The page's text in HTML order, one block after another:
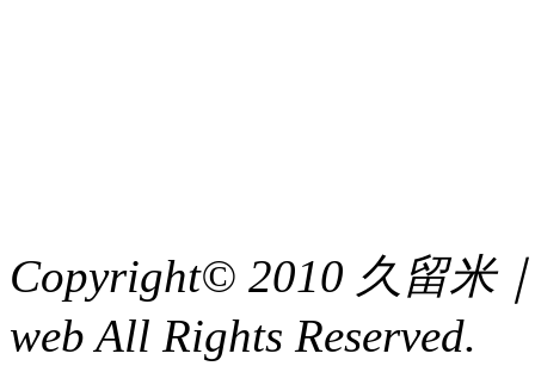
Copyright© 2010 久留米
web All Rights Reserved.